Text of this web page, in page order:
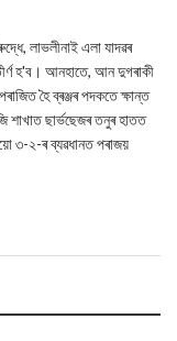
লাভলীনাই এলা যাদৱৰ
হ'ব। আনহাতে, আন দুগৰাকী
হৈ ব্ৰঞ্জৰ পদকতে ক্ষান্ত
শাখাত ছার্ভছেজৰ তনুৰ হাতত
৩-২-ৰ ব্যৱধানত পৰাজয়